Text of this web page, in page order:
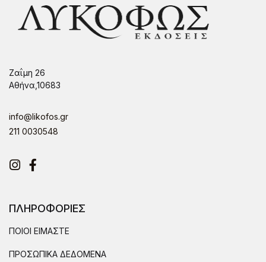
Ζαΐμη 26
Αθήνα,10683
info@likofos.gr
211 0030548
Instagram
Facebook
ΠΛΗΡΟΦΟΡΙΕΣ
ΠΟΙΟΙ ΕΙΜΑΣΤΕ
ΠΡΟΣΩΠΙΚΑ ΔΕΔΟΜΕΝΑ